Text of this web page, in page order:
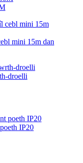
mini 15m dan
droelli
IP20